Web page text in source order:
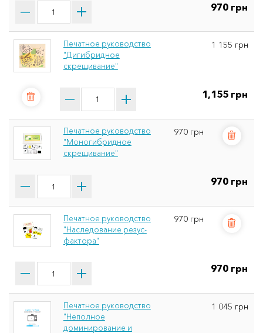
970 грн
Печатное руководство
"Дигибридное
скрещивание"
1 155 грн
1,155 грн
Печатное руководство
"Моногибридное
скрещивание"
970 грн
970 грн
Печатное руководство
"Наследование резус-
фактора"
970 грн
970 грн
Печатное руководство
"Неполное
доминирование и
1 045 грн